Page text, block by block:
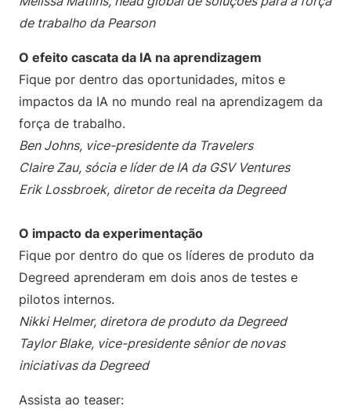
de trabalho da Pearson
O efeito cascata da IA na aprendizagem
Fique por dentro das oportunidades, mitos e
impactos da IA no mundo real na aprendizagem da
força de trabalho.
Ben Johns, vice-presidente da Travelers
Claire Zau, sócia e líder de IA da GSV Ventures
Erik Lossbroek, diretor de receita da Degreed
O impacto da experimentação
Fique por dentro do que os líderes de produto da
Degreed aprenderam em dois anos de testes e
pilotos internos.
Nikki Helmer, diretora de produto da Degreed
Taylor Blake, vice-presidente sênior de novas
iniciativas da Degreed
Assista ao teaser: